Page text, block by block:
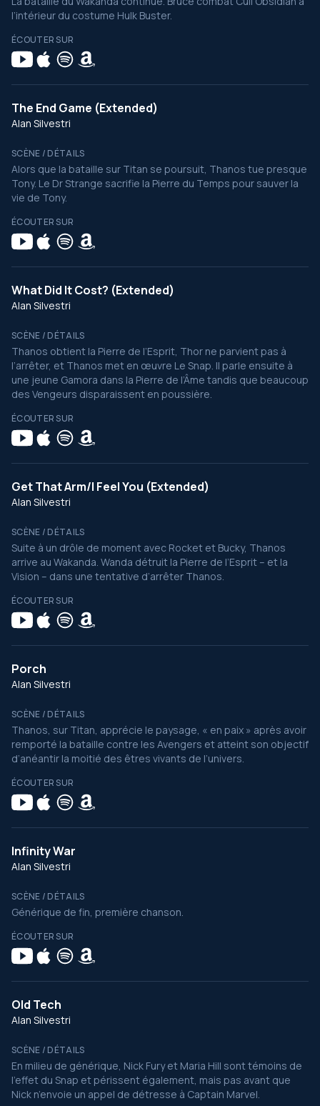
l’intérieur du costume Hulk Buster.
ÉCOUTER SUR
The End Game (Extended)
Alan Silvestri
SCÈNE / DÉTAILS
Alors que la bataille sur Titan se poursuit, Thanos tue presque
Tony. Le Dr Strange sacrifie la Pierre du Temps pour sauver la
vie de Tony.
ÉCOUTER SUR
What Did It Cost? (Extended)
Alan Silvestri
SCÈNE / DÉTAILS
Thanos obtient la Pierre de l’Esprit, Thor ne parvient pas à
l’arrêter, et Thanos met en œuvre Le Snap. Il parle ensuite à
une jeune Gamora dans la Pierre de l’Âme tandis que beaucoup
des Vengeurs disparaissent en poussière.
ÉCOUTER SUR
Get That Arm/I Feel You (Extended)
Alan Silvestri
SCÈNE / DÉTAILS
Suite à un drôle de moment avec Rocket et Bucky, Thanos
arrive au Wakanda. Wanda détruit la Pierre de l’Esprit – et la
Vision – dans une tentative d’arrêter Thanos.
ÉCOUTER SUR
Porch
Alan Silvestri
SCÈNE / DÉTAILS
Thanos, sur Titan, apprécie le paysage, « en paix » après avoir
remporté la bataille contre les Avengers et atteint son objectif
d’anéantir la moitié des êtres vivants de l’univers.
ÉCOUTER SUR
Infinity War
Alan Silvestri
SCÈNE / DÉTAILS
Générique de fin, première chanson.
ÉCOUTER SUR
Old Tech
Alan Silvestri
SCÈNE / DÉTAILS
En milieu de générique, Nick Fury et Maria Hill sont témoins de
l’effet du Snap et périssent également, mais pas avant que
Nick n’envoie un appel de détresse à Captain Marvel.